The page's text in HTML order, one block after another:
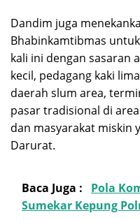
Dandim juga
Bhabinkamtibmas
kali ini dengan sasaran
kecil, pedagang kaki
daerah slum area,
pasar tradisional di
dan masyarakat miskin
Darurat.
Baca Juga :
Pola
Sumekar Kepung